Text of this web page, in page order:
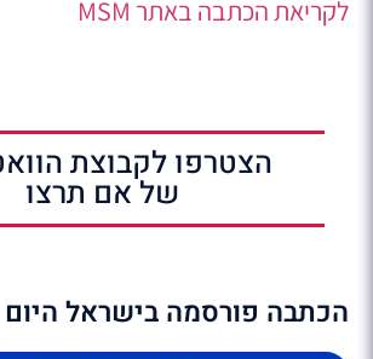
לקריאת הכתבה באתר MSM
הצטרפו לקבוצת
של אם תרצו
הכתבה פורסמה בישראל היום